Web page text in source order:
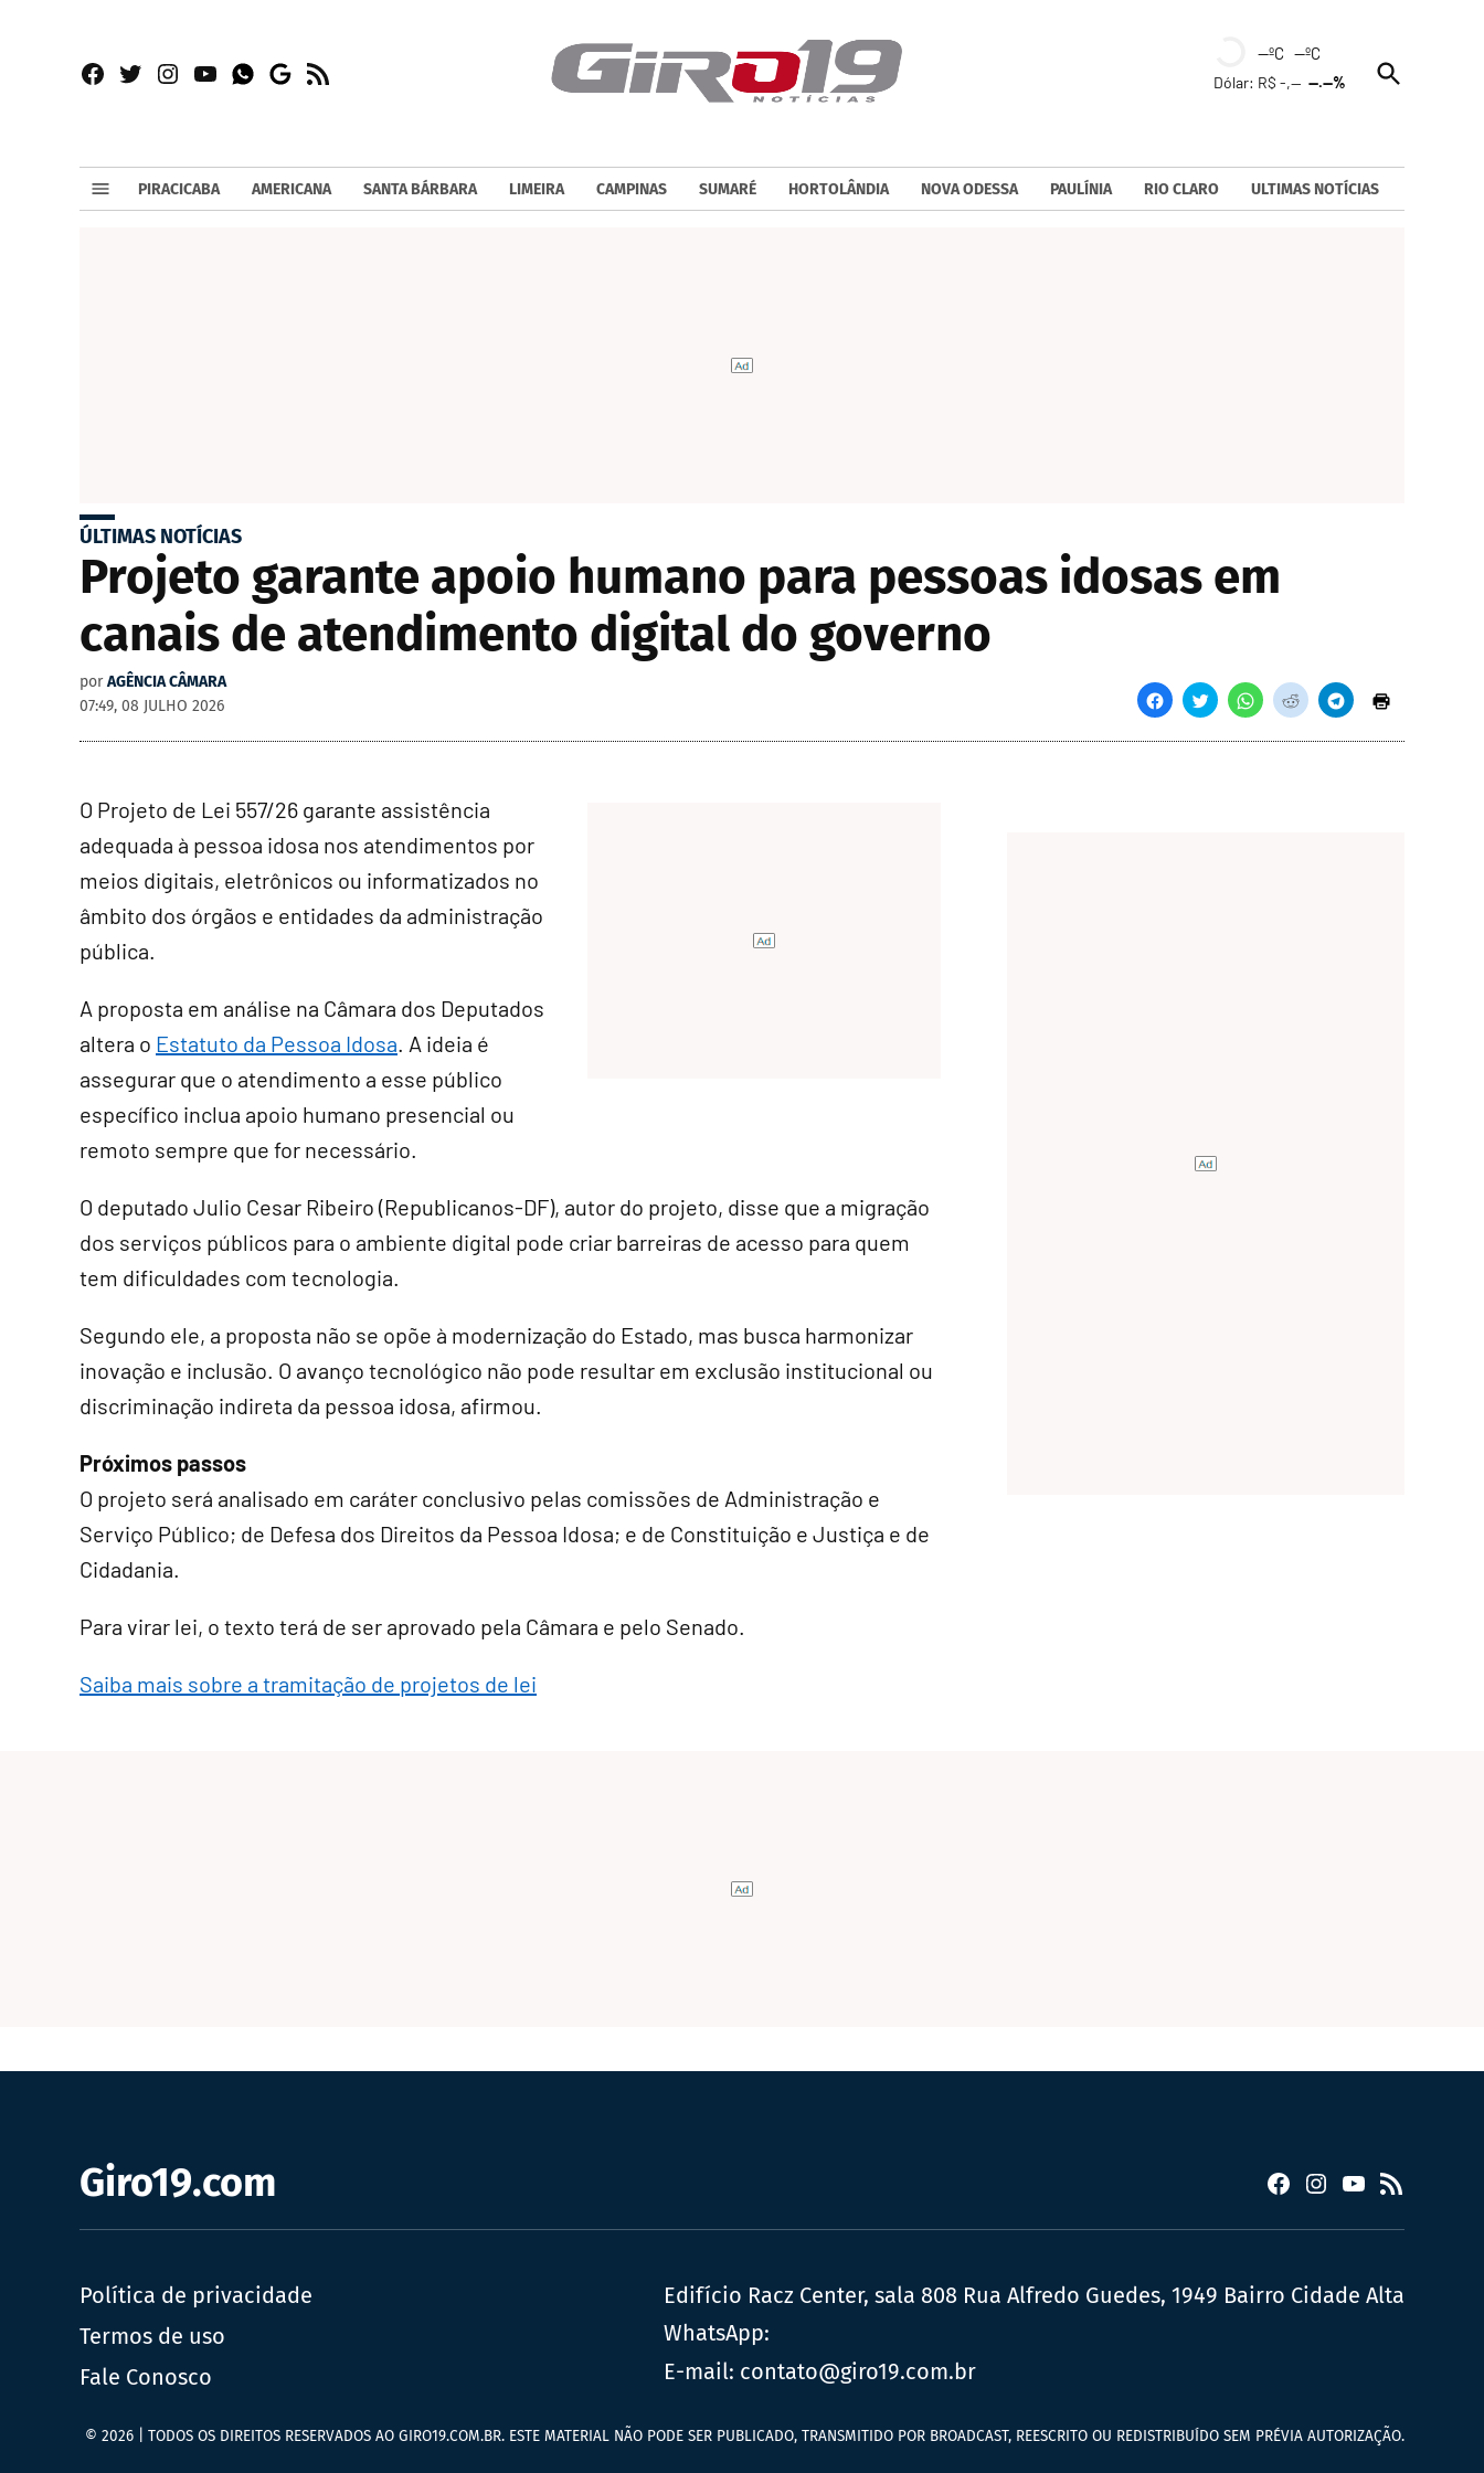
Facebook
TwitterInstagram
YouTubeWhatsapp
Google
RSS
--ºC --ºC
Dólar: R$ -,----.--%
Open
Search
PIRACICABA AMERICANA SANTA BÁRBARA LIMEIRA CAMPINAS SUMARÉ HORTOLÂNDIA NOVA ODESSA PAULÍNIA RIO CLARO ULTIMAS NOTÍCIAS
ÚLTIMAS NOTÍCIAS
Projeto garante apoio humano para pessoas idosas em
canais de atendimento digital do governo
por AGÊNCIA CÂMARA
07:49, 08 JULHO 2026
O Projeto de Lei 557/26 garante assistência
adequada à pessoa idosa nos atendimentos por
meios digitais, eletrônicos ou informatizados no
âmbito dos órgãos e entidades da administração
pública.
A proposta em análise na Câmara dos Deputados
altera o Estatuto da Pessoa Idosa. A ideia é
assegurar que o atendimento a esse público
específico inclua apoio humano presencial ou
remoto sempre que for necessário.
O deputado Julio Cesar Ribeiro (Republicanos-DF), autor do projeto, disse que a migração
dos serviços públicos para o ambiente digital pode criar barreiras de acesso para quem
tem dificuldades com tecnologia.
Segundo ele, a proposta não se opõe à modernização do Estado, mas busca harmonizar
inovação e inclusão. O avanço tecnológico não pode resultar em exclusão institucional ou
discriminação indireta da pessoa idosa, afirmou.
Próximos passos
O projeto será analisado em caráter conclusivo pelas comissões de Administração e
Serviço Público; de Defesa dos Direitos da Pessoa Idosa; e de Constituição e Justiça e de
Cidadania.
Para virar lei, o texto terá de ser aprovado pela Câmara e pelo Senado.
Saiba mais sobre a tramitação de projetos de lei
Giro19.com Facebook
Instagram
YouTube
RSS
Política de privacidade
Termos de uso
Fale Conosco
Edifício Racz Center, sala 808 Rua Alfredo Guedes, 1949 Bairro Cidade Alta
WhatsApp:
E-mail: contato@giro19.com.br
© 2026 | TODOS OS DIREITOS RESERVADOS AO GIRO19.COM.BR. ESTE MATERIAL NÃO PODE SER PUBLICADO, TRANSMITIDO POR BROADCAST, REESCRITO OU REDISTRIBUÍDO SEM PRÉVIA AUTORIZAÇÃO.